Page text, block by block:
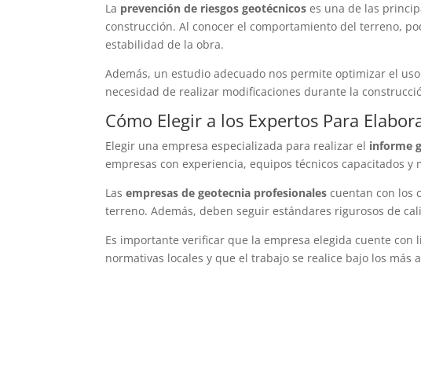
La prevención de riesgos geotécnicos es una de las
construcción. Al conocer el comportamiento del terreno,
estabilidad de la obra.
Además, un estudio adecuado nos permite optimizar el
necesidad de realizar modificaciones durante la
Cómo Elegir a los Expertos Para
Elegir una empresa especializada para realizar el informe
empresas con experiencia, equipos técnicos capacitados
Lasempresas de geotecnia profesionales cuentan con los
terreno. Además, deben seguir estándares rigurosos de
Es importante verificar que la empresa elegida cuente con
normativas locales y que el trabajo se realice bajo los más